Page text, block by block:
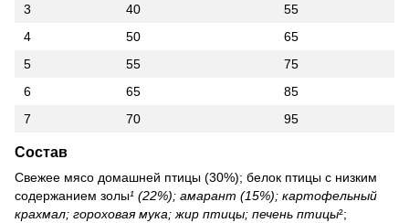
3 40
55
4
50
65
5
55
75
6
65
85
7
70 95
Состав
Свежее мясо домашней птицы (30%); белок птицы с низким
содержанием золы¹ (22%); амарант (15%); картофельный
крахмал; гороховая мука; жир птицы; печень птицы²;